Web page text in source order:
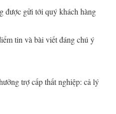
được gửi tới quý khách hàng
tin và bài viết đáng chú ý
trợ cấp thất nghiệp: cả lý